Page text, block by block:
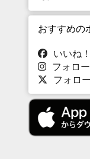
おすすめの
いいね
フォロ
フォロ